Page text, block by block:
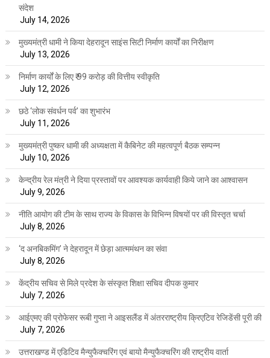
संदेश
July 14, 2026
मुख्यमंत्री धामी ने किया देहरादून साइंस सिटी निर्माण कार्यों का निरीक्षण
July 13, 2026
निर्माण कार्यों के लिए ₹ 99 करोड़ की वित्तीय स्वीकृति
July 12, 2026
छठे ‘लोक संवर्धन पर्व’ का शुभारंभ
July 11, 2026
मुख्यमंत्री पुष्कर धामी की अध्यक्षता में कैबिनेट की महत्वपूर्ण बैठक सम्पन्न
July 10, 2026
केन्द्रीय रेल मंत्री ने दिया प्रस्तावों पर आवश्यक कार्यवाही किये जाने का आश्वासन
July 9, 2026
नीति आयोग की टीम के साथ राज्य के विकास के विभिन्न विषयों पर की विस्तृत चर्चा
July 8, 2026
‘द अनबिकमिंग’ ने देहरादून में छेड़ा आत्ममंथन का संवा
July 8, 2026
केंद्रीय सचिव से मिले प्रदेश के संस्कृत शिक्षा सचिव दीपक कुमार
July 7, 2026
आईएमए की प्रोफेसर रूबी गुप्ता ने आइसलैंड में अंतरराष्ट्रीय क्रिएटिव रेजिडेंसी पूरी की
July 7, 2026
उत्तराखण्ड में एडिटिव मैन्युफैक्चरिंग एवं बायो मैन्युफैक्चरिंग की राष्ट्रीय वार्ता